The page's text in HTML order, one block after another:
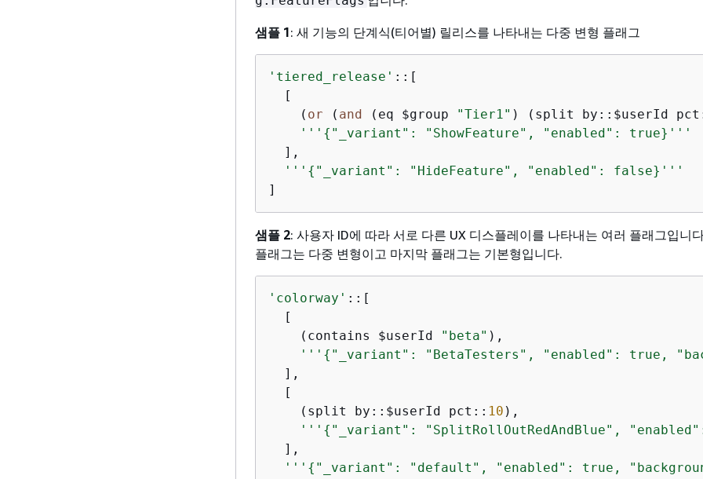
샘플 1: 새 기능의 단계식(티어별) 릴리스를 나타내는 다중 변형 플래그
'tiered_release' ::[
  [
    (
or ( and (eq $group "Tier1" ) (split by::$userId
''' { "_variant": "ShowFeature", "enabled": true}'''
  ],
''' { "_variant": "HideFeature", "enabled": false}'''
]
샘플 2: 사용자 ID에 따라 서로 다른 UX 디스플레이를 나타내는 여러 플래그입니
플래그는 다중 변형이고 마지막 플래그는 기본형입니다.
'colorway' ::[
  [
    (contains $userId
"beta" ),
''' { "_variant": "BetaTesters", "enabled": true,
  ],
  [
    (split by::$userId pct::
10 ),
''' { "_variant": "SplitRollOutRedAndBlue",
  ],
''' { "_variant": "default", "enabled": true,